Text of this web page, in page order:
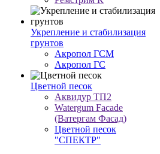
Укрепление и стабилизация
грунтов
Акропол ГСМ
Акропол ГС
Цветной песок
Аквидур ТП2
Watergum Facade
(Ватергам Фасад)
Цветной песок
"СПЕКТР"